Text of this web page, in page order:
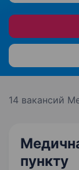
14 вакансий
пункту